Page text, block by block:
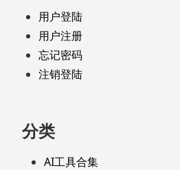
用户登陆
用户注册
忘记密码
注销登陆
分类
AI工具合集